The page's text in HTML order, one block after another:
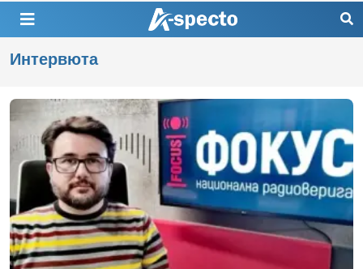
Интервюта